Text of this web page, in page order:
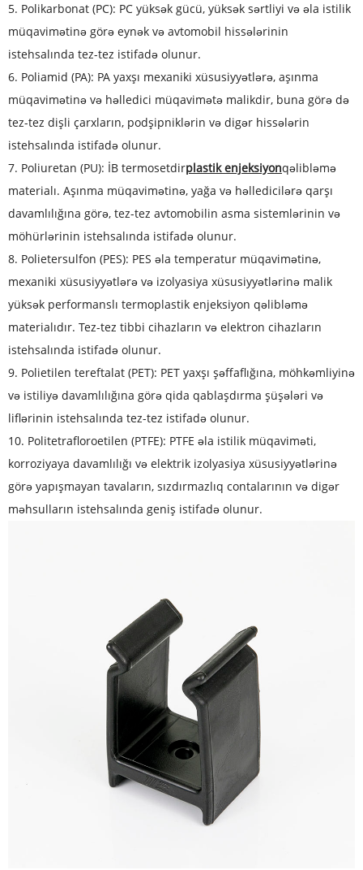
5. Polikarbonat (PC): PC yüksək gücü, yüksək sərtliyi və əla istilik
müqavimətinə görə eynək və avtomobil hissələrinin
istehsalında tez-tez istifadə olunur.
6. Poliamid (PA): PA yaxşı mexaniki xüsusiyyətlərə, aşınma
müqavimətinə və həlledici müqavimətə malikdir, buna görə də
tez-tez dişli çarxların, podşipniklərin və digər hissələrin
istehsalında istifadə olunur.
7. Poliuretan (PU): İB termosetdirplastik enjeksiyonqəlibləmə
materialı. Aşınma müqavimətinə, yağa və həlledicilərə qarşı
davamlılığına görə, tez-tez avtomobilin asma sistemlərinin və
möhürlərinin istehsalında istifadə olunur.
8. Polietersulfon (PES): PES əla temperatur müqavimətinə,
mexaniki xüsusiyyətlərə və izolyasiya xüsusiyyətlərinə malik
yüksək performanslı termoplastik enjeksiyon qəlibləmə
materialıdır. Tez-tez tibbi cihazların və elektron cihazların
istehsalında istifadə olunur.
9. Polietilen tereftalat (PET): PET yaxşı şəffaflığına, möhkəmliyinə
və istiliyə davamlılığına görə qida qablaşdırma şüşələri və
liflərinin istehsalında tez-tez istifadə olunur.
10. Politetrafloroetilen (PTFE): PTFE əla istilik müqaviməti,
korroziyaya davamlılığı və elektrik izolyasiya xüsusiyyətlərinə
görə yapışmayan tavaların, sızdırmazlıq contalarının və digər
məhsulların istehsalında geniş istifadə olunur.